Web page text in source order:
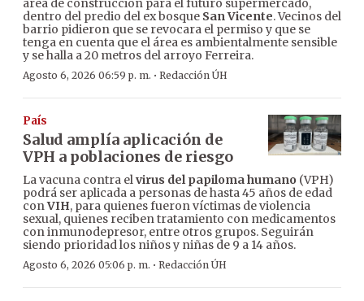
área de construcción para el futuro supermercado,
dentro del predio del ex bosque San Vicente. Vecinos del
barrio pidieron que se revocara el permiso y que se
tenga en cuenta que el área es ambientalmente sensible
y se halla a 20 metros del arroyo Ferreira.
Agosto 6, 2026 06:59 p. m. · Redacción ÚH
País
Salud amplía aplicación de
VPH a poblaciones de riesgo
La vacuna contra elvirus del papiloma humano (VPH)
podrá ser aplicada a personas de hasta 45 años de edad
conVIH, para quienes fueron víctimas de violencia
sexual, quienes reciben tratamiento con medicamentos
con inmunodepresor, entre otros grupos. Seguirán
siendo prioridad los niños y niñas de 9 a 14 años.
Agosto 6, 2026 05:06 p. m. · Redacción ÚH